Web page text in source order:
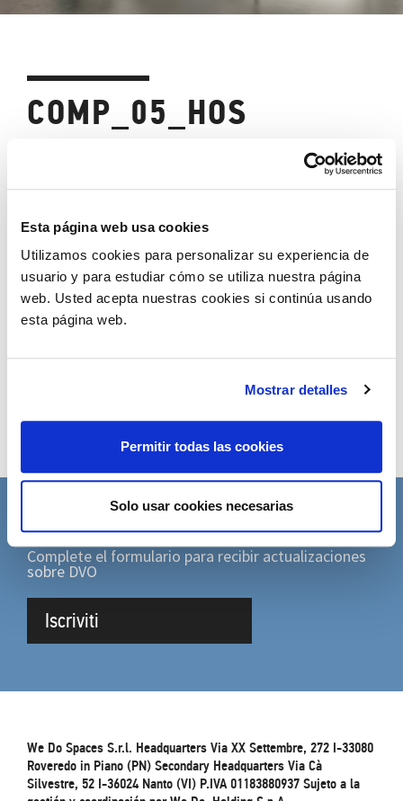
Esta página web usa cookies
Utilizamos cookies para personalizar su experiencia de
usuario y para estudiar cómo se utiliza nuestra página
web. Usted acepta nuestras cookies si continúa usando
esta página web.
Mostrar detalles
Permitir todas las cookies
Solo usar cookies necesarias
COMP_05_HOS
Barra con accesorios:Milo
Accessori: Mesa café
Descarga catálogos
Añadir a la wishlist
Compartir
SUSCRÍBETE A LA NEWSLETTER
Complete el formulario para recibir actualizaciones
sobre DVO
Iscriviti
We Do Spaces S.r.l. Headquarters Via XX Settembre, 272 I-33080
Roveredo in Piano (PN) Secondary Headquarters Via Cà
Silvestre, 52 I-36024 Nanto (VI) P.IVA 01183880937 Sujeto a la